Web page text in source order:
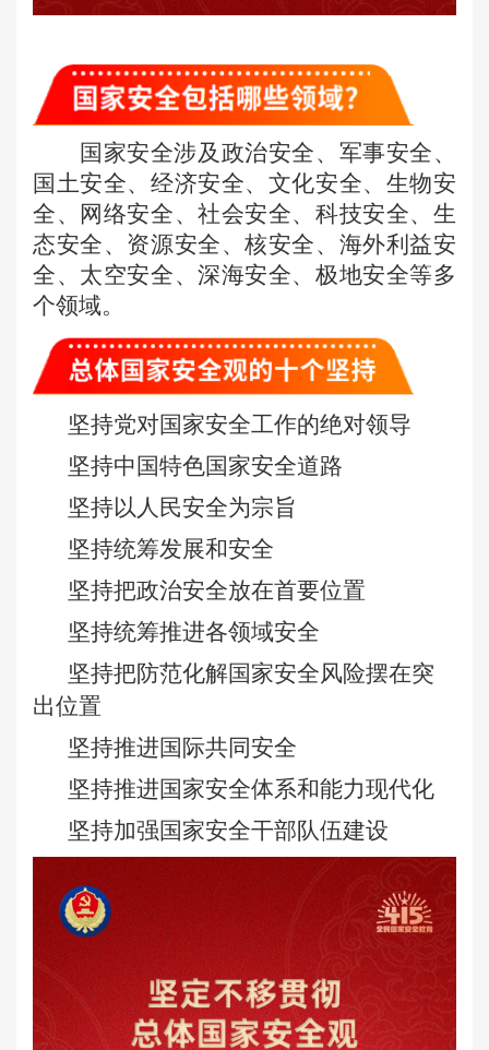
国家安全涉及政治安全、军事安全、
国土安全、经济安全、文化安全、生物安
全、网络安全、社会安全、科技安全、生
态安全、资源安全、核安全、海外利益安
全、太空安全、深海安全、极地安全等多
个领域。
坚持党对国家安全工作的绝对领导
坚持中国特色国家安全道路
坚持以人民安全为宗旨
坚持统筹发展和安全
坚持把政治安全放在首要位置
坚持统筹推进各领域安全
坚持把防范化解国家安全风险摆在突
出位置
坚持推进国际共同安全
坚持推进国家安全体系和能力现代化
坚持加强国家安全干部队伍建设